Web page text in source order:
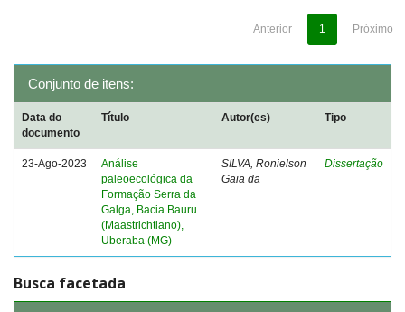
Anterior 1 Próximo
Conjunto de itens:
Data do
documento
Título Autor(es) Tipo
23-Ago-2023
Análise
paleoecológica da
Formação Serra da
Galga, Bacia Bauru
(Maastrichtiano),
Uberaba (MG)
SILVA, Ronielson
Gaia da
Dissertação
Busca facetada